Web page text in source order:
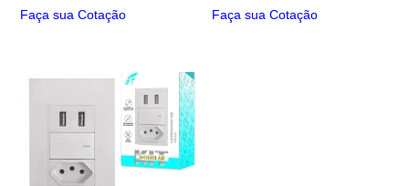
Faça sua Cotação Faça sua Cotação